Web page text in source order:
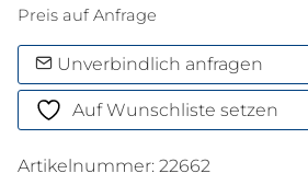
Preis auf Anfrage
Unverbindlich anfragen
Auf Wunschliste setzen
Artikelnummer: 22662